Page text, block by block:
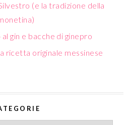
(e la tradizione della
gin e bacche di ginepro
ricetta originale messinese